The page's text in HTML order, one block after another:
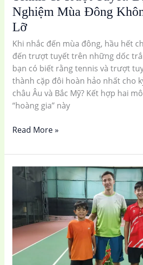
Nghiệm Mùa Đông
Lỡ
Khi nhắc đến mùa đông, hầu hết
đến trượt tuyết trên những dốc
bạn có biết rằng tennis và trượt
thành cặp đôi hoàn hảo nhất cho
châu Âu và Bắc Mỹ? Kết hợp hai
“hoàng gia” này
Lỡ
Read More »
Trẻ
Tennis
Có
Cao
Hơn
Không?